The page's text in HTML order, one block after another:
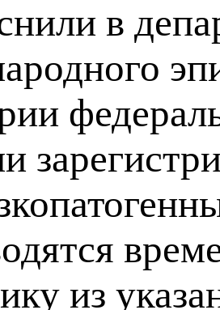
в
из